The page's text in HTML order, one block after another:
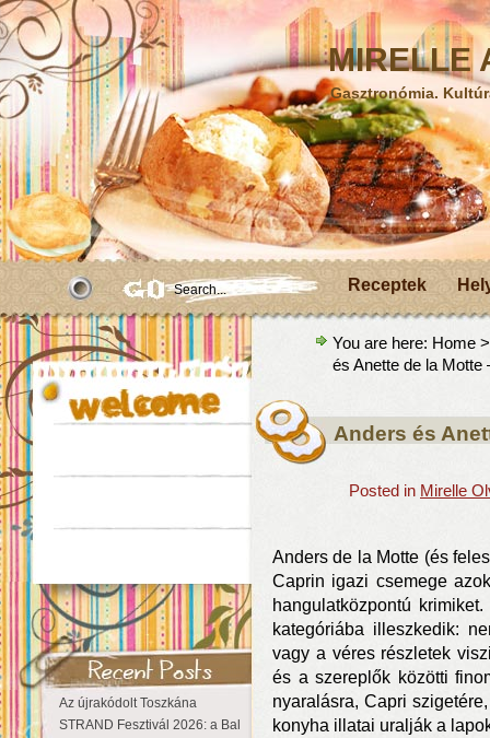
MIRELLE
Gasztronómia.
Receptek
Az újrakódolt Toszkána
STRAND Fesztivál 2026: a Balaton partján a nyár még tart!
You are here: Home
és Anette de la Motte
Anders és
Posted in Mirelle
Anders de la Motte (és
Caprin igazi csemege
hangulatközpontú
kategóriába illeszkedik:
vagy a véres részletek
és a szereplők közötti
nyaralásra, Capri
konyha illatai uralják a